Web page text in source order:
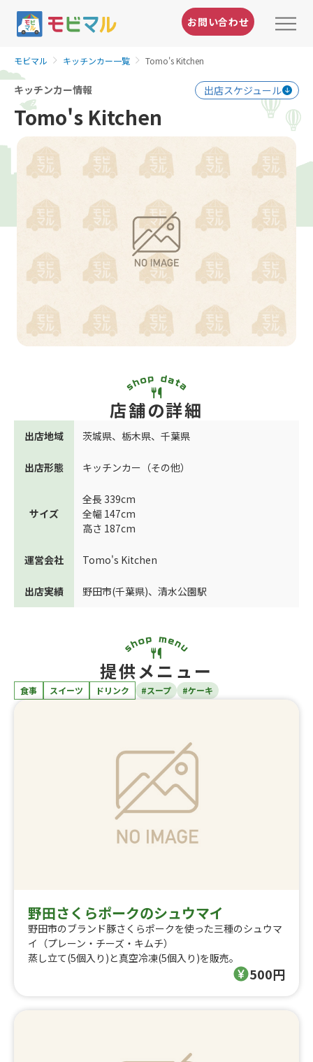
お問い合わせ
モビマル キッチンカー一覧 Tomo's Kitchen
キッチンカー情報 出店スケジュール
Tomo's Kitchen
店舗の詳細
出店地域 茨城県、 栃木県、 千葉県
出店形態 キッチンカー（その他）
サイズ
全長 339cm
全幅 147cm
高さ 187cm
運営会社 Tomo's Kitchen
出店実績 野田市(千葉県)、 清水公園駅
提供メニュー
食事 スイーツ ドリンク #スープ #ケーキ
野田さくらポークのシュウマイ
野田市のブランド豚さくらポークを使った三種のシュウマ
イ（プレーン・チーズ・キムチ）
蒸し立て(5個入り)と真空冷凍(5個入り)を販売。
500円